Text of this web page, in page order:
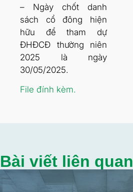
– Ngày chốt danh
sách cổ đông hiện
hữu để tham dự
ĐHĐCĐ thường niên
2025 là ngày
30/05/2025.
File đính kèm.
Bài viết liên quan